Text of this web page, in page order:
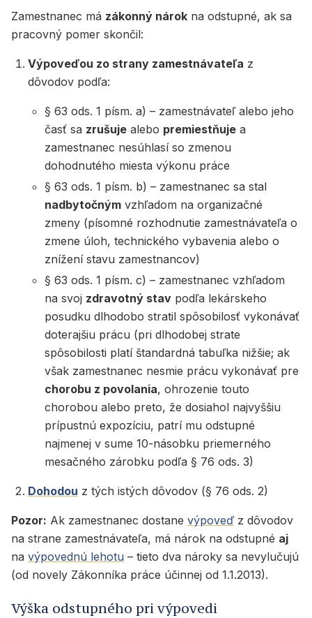
Zamestnanec má zákonný nárok na odstupné, ak sa
pracovný pomer skončil:
Výpoveďou zo strany zamestnávateľa z
dôvodov podľa:
§ 63 ods. 1 písm. a) – zamestnávateľ alebo jeho
časť sa zrušuje alebo premiestňuje a
zamestnanec nesúhlasí so zmenou
dohodnutého miesta výkonu práce
§ 63 ods. 1 písm. b) – zamestnanec sa stal
nadbytočným vzhľadom na organizačné
zmeny (písomné rozhodnutie zamestnávateľa o
zmene úloh, technického vybavenia alebo o
znížení stavu zamestnancov)
§ 63 ods. 1 písm. c) – zamestnanec vzhľadom
na svoj zdravotný stav podľa lekárskeho
posudku dlhodobo stratil spôsobilosť vykonávať
doterajšiu prácu (pri dlhodobej strate
spôsobilosti platí štandardná tabuľka nižšie; ak
však zamestnanec nesmie prácu vykonávať pre
chorobu z povolania, ohrozenie touto
chorobou alebo preto, že dosiahol najvyššiu
prípustnú expozíciu, patrí mu odstupné
najmenej v sume 10-násobku priemerného
mesačného zárobku podľa § 76 ods. 3)
Dohodou z tých istých dôvodov (§ 76 ods. 2)
Pozor: Ak zamestnanec dostane výpoveď z dôvodov
na strane zamestnávateľa, má nárok na odstupné aj
na výpovednú lehotu – tieto dva nároky sa nevylučujú
(od novely Zákonníka práce účinnej od 1.1.2013).
Výška odstupného pri výpovedi